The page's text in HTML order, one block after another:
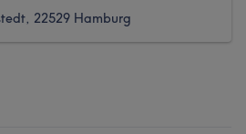
22529 Hamburg